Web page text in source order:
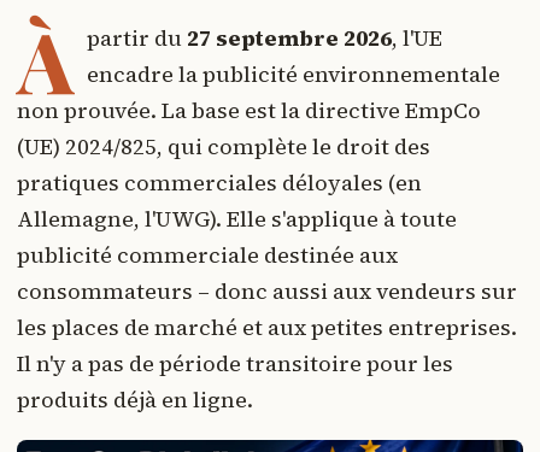
À partir du 27 septembre 2026, l'UE
encadre la publicité environnementale
non prouvée. La base est la directive EmpCo
(UE) 2024/825, qui complète le droit des
pratiques commerciales déloyales (en
Allemagne, l'UWG). Elle s'applique à toute
publicité commerciale destinée aux
consommateurs – donc aussi aux vendeurs sur
les places de marché et aux petites entreprises.
Il n'y a pas de période transitoire pour les
produits déjà en ligne.